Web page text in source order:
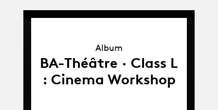
Album
BA-Théâtre · Class L
: Cinema Workshop